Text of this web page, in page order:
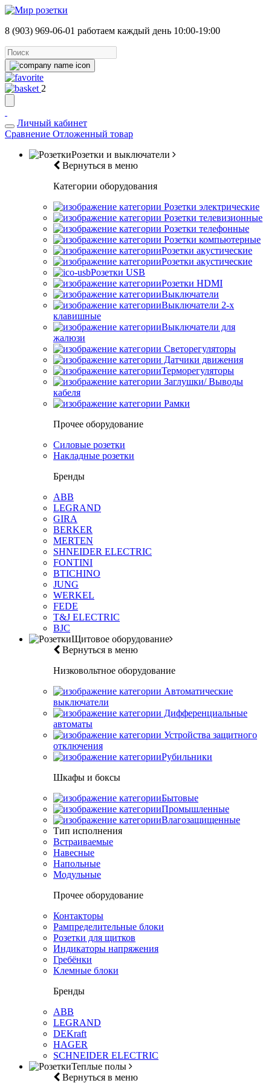
8 (903) 969-06-01 работаем каждый день 10:00-19:00
2
Личный кабинет
Сравнение Отложенный товар
Розетки и выключатели
Вернуться в меню
Категории оборудования
Розетки электрические
Розетки телевизионные
Розетки телефонные
Розетки компьютерные
Розетки акустические
Розетки акустические
Розетки USB
Розетки HDMI
Выключатели
Выключатели 2-х
клавишные
Выключатели для
жалюзи
Светорегуляторы
Датчики движения
Терморегуляторы
Заглушки/ Выводы
кабеля
Рамки
Прочее оборудование
Силовые розетки
Накладные розетки
Бренды
ABB
LEGRAND
GIRA
BERKER
MERTEN
SHNEIDER ELECTRIC
FONTINI
BTICHINO
JUNG
WERKEL
FEDE
T&J ELECTRIC
BJC
Щитовое оборудование
Вернуться в меню
Низковольтное оборудование
Автоматические
выключатели
Дифференциальные
автоматы
Устройства защитного
отключения
Рубильники
Шкафы и боксы
Бытовые
Промышленные
Влагозащищенные
Тип исполнения
Встраиваемые
Навесные
Напольные
Модульные
Прочее оборудование
Контакторы
Рампределительные блоки
Розетки для щитков
Индикаторы напряжения
Гребёнки
Клемные блоки
Бренды
ABB
LEGRAND
DEKraft
HAGER
SCHNEIDER ELECTRIC
Теплые полы
Вернуться в меню